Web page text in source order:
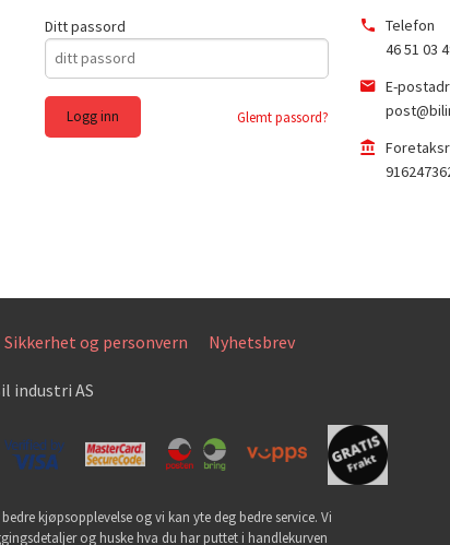
Ditt passord
Glemt passord?
Telefon
46 51 03
E-
Sikkerhet og personvern Nyhetsbrev
industri AS
kjøpsopplevelse og vi kan yte deg bedre service. Vi
og huske hva du har puttet i handlekurven